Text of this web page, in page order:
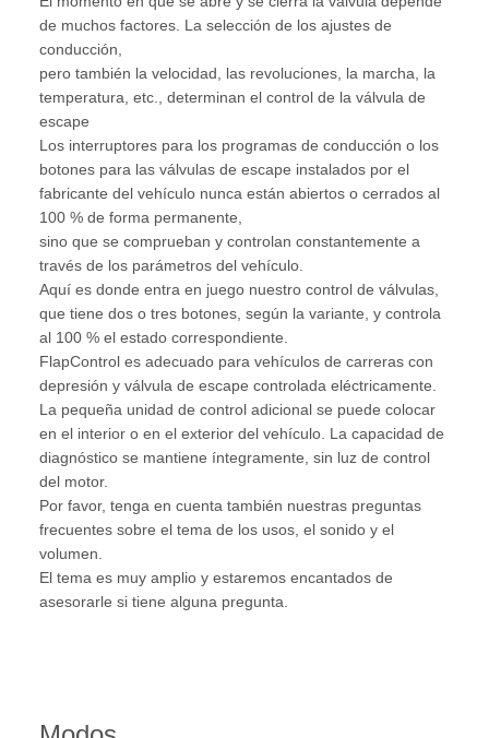
de muchos factores. La selección de los ajustes de
conducción,
pero también la velocidad, las revoluciones, la marcha, la
temperatura, etc., determinan el control de la válvula de
escape
Los interruptores para los programas de conducción o los
botones para las válvulas de escape instalados por el
fabricante del vehículo nunca están abiertos o cerrados al
100 % de forma permanente,
sino que se comprueban y controlan constantemente a
través de los parámetros del vehículo.
Aquí es donde entra en juego nuestro control de válvulas,
que tiene dos o tres botones, según la variante, y controla
al 100 % el estado correspondiente.
FlapControl es adecuado para vehículos de carreras con
depresión y válvula de escape controlada eléctricamente.
La pequeña unidad de control adicional se puede colocar
en el interior o en el exterior del vehículo. La capacidad de
diagnóstico se mantiene íntegramente, sin luz de control
del motor.
Por favor, tenga en cuenta también nuestras preguntas
frecuentes sobre el tema de los usos, el sonido y el
volumen.
El tema es muy amplio y estaremos encantados de
asesorarle si tiene alguna pregunta.